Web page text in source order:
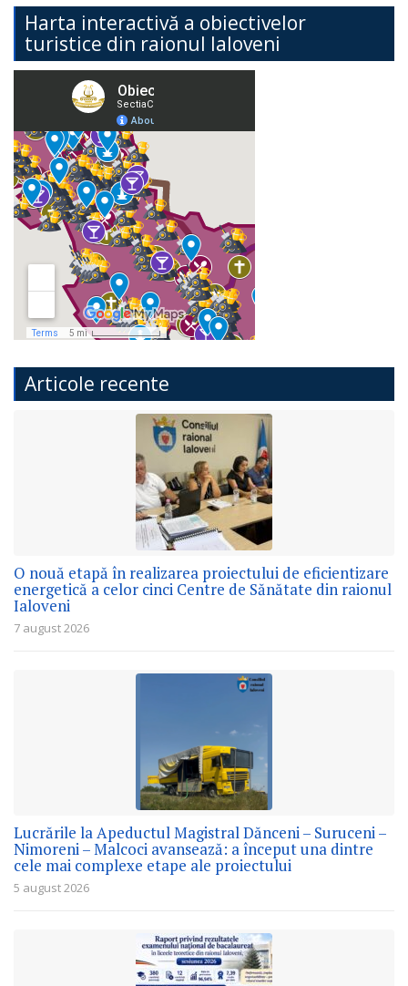
Harta interactivă a obiectivelor
turistice din raionul Ialoveni
Articole recente
O nouă etapă în realizarea proiectului de eficientizare
energetică a celor cinci Centre de Sănătate din raionul
Ialoveni
7 august 2026
Lucrările la Apeductul Magistral Dănceni – Suruceni –
Nimoreni – Malcoci avansează: a început una dintre
cele mai complexe etape ale proiectului
5 august 2026